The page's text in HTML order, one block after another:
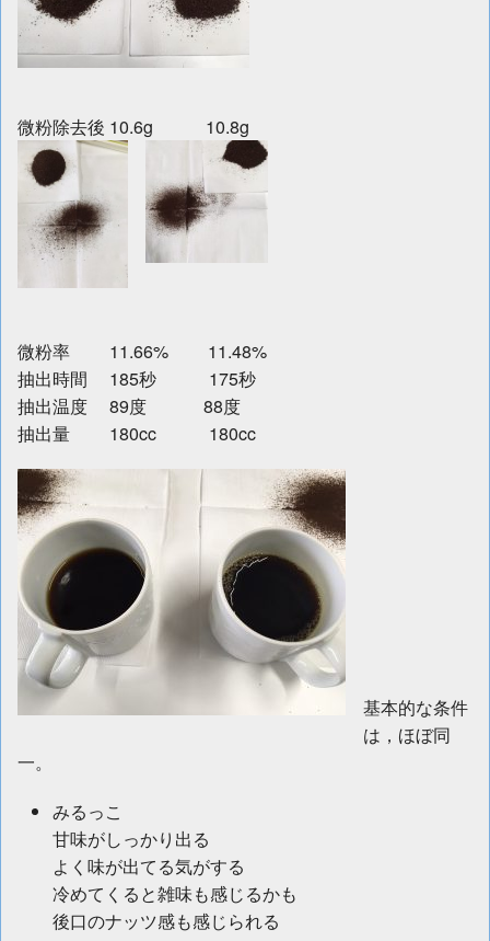
微粉除去後 10.6g 10.8g
微粉率 11.66% 11.48%
抽出時間 185秒 175秒
抽出温度 89度 88度
抽出量 180cc 180cc
基本的な条件
は，ほぼ同
一。
みるっこ
甘味がしっかり出る
よく味が出てる気がする
冷めてくると雑味も感じるかも
後口のナッツ感も感じられる